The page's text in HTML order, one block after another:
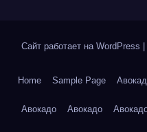
Сайт работает на WordPress
Home Sample Page
Авокадо Авокадо